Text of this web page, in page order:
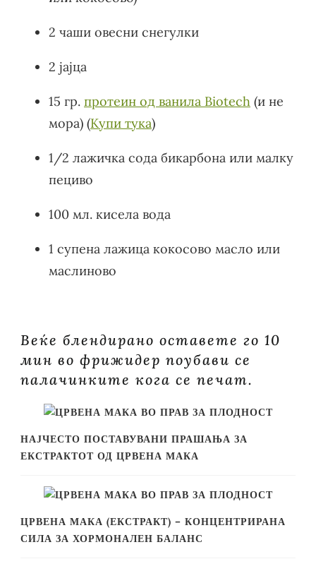
2 чаши овесни снегулки
2 јајца
15 гр. протеин од ванила Biotech (и не
мора) (Купи тука)
1/2 лажичка сода бикарбона или малку
пециво
100 мл. кисела вода
1 супена лажица кокосово масло или
маслиново
Веќе блендирано оставете го 10
мин во фрижидер поубави се
палачинките кога се печат.
НАЈЧЕСТО ПОСТАВУВАНИ ПРАШАЊА ЗА
ЕКСТРАКТОТ ОД ЦРВЕНА МАКА
ЦРВЕНА МАКА (ЕКСТРАКТ) – КОНЦЕНТРИРАНА
СИЛА ЗА ХОРМОНАЛЕН БАЛАНС